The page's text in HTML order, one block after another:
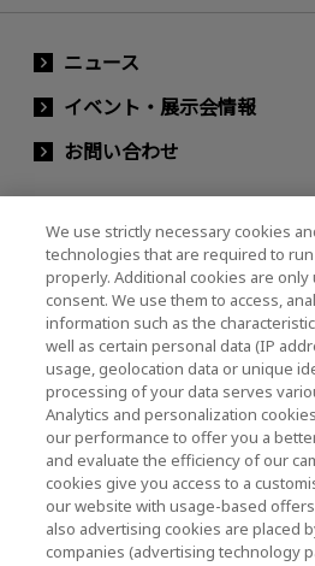
ニュース
イベント・展示会情報
お問い合わせ
キオクシアホールディングス
プ・IR情報）
キオクシアホールディン
株主・投資家情報
We use strictly necessary cookies
technologies that are required to
properly. Additional cookies are
consent. We use them to access,
information such as the
well as certain personal data (IP
usage, geolocation data or unique
processing of your data serves
Analytics and personalization
our performance to offer you a
and evaluate the efficiency of our
cookies give you access to a
our website with usage-based
also advertising cookies are placed
companies (advertising technology